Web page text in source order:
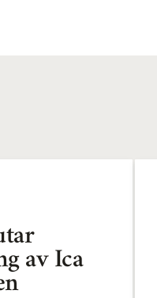
av Ica